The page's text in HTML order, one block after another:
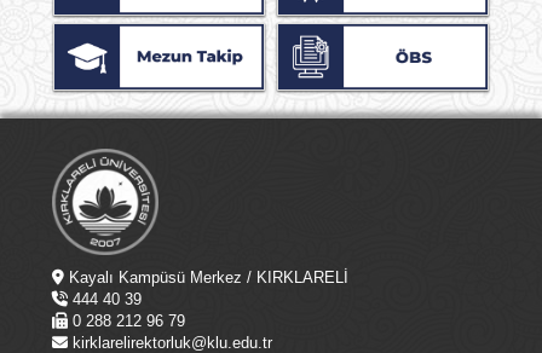
Kayalı Kampüsü Merkez / KIRKLARELİ
444 40 39
0 288 212 96 79
kirklarelirektorluk@klu.edu.tr